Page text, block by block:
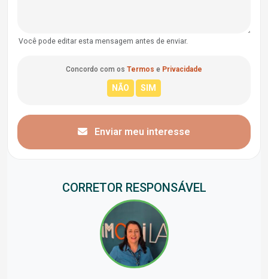
Você pode editar esta mensagem antes de enviar.
Concordo com os Termos e Privacidade
Enviar meu interesse
CORRETOR RESPONSÁVEL